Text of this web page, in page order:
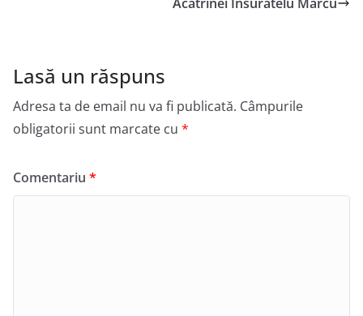
Acatrinei Insuratelu Marcu
Lasă un răspuns
Adresa ta de email nu va fi publicată. Câmpurile
obligatorii sunt marcate cu *
Comentariu *